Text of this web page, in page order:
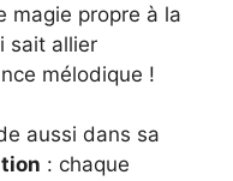
magie propre à la
sait allier
mélodique !
aussi dans sa
: chaque